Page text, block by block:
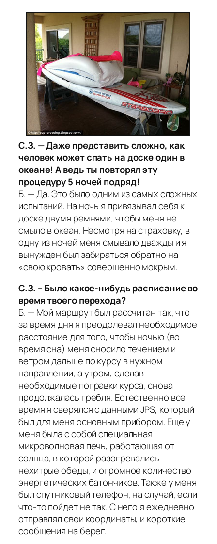
С.З. — Даже представить сложно, как
человек может спать на доске один в
океане! А ведь ты повторял эту
процедуру 5 ночей подряд!
Б. — Да. Это было одним из самых сложных
испытаний. На ночь я привязывал себя к
доске двумя ремнями, чтобы меня не
смыло в океан. Несмотря на страховку, в
одну из ночей меня смывало дважды и я
вынужден был забираться обратно на
«свою кровать» совершенно мокрым.
С.З. – Было какое-нибудь расписание во
время твоего перехода?
Б. — Мой маршрут был рассчитан так, что
за время дня я преодолевал необходимое
расстояние для того, чтобы ночью (во
время сна) меня сносило течением и
ветром дальше по курсу в нужном
направлении, а утром, сделав
необходимые поправки курса, снова
продолжалась гребля. Естественно все
время я сверялся с данными JPS, который
был для меня основным прибором. Еще у
меня была с собой специальная
микроволновая печь, работающая от
солнца, в которой разогревались
нехитрые обеды, и огромное количество
энергетических батончиков. Также у меня
был спутниковый телефон, на случай, если
что-то пойдет не так. С него я ежедневно
отправлял свои координаты, и короткие
сообщения на берег.